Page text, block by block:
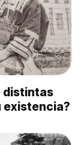
distintas
existencia?